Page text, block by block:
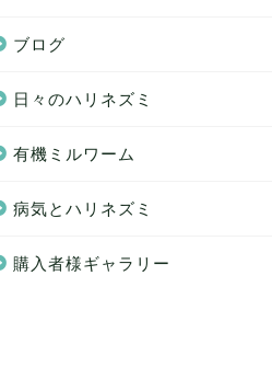
ブログ
日々のハリネズミ
有機ミルワーム
病気とハリネズミ
購入者様ギャラリー